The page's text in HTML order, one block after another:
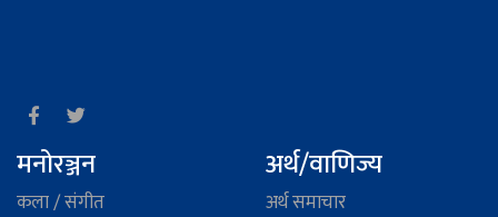
मनोरञ्जन
कला / संगीत
अर्थ/वाणिज्य
अर्थ समाचार